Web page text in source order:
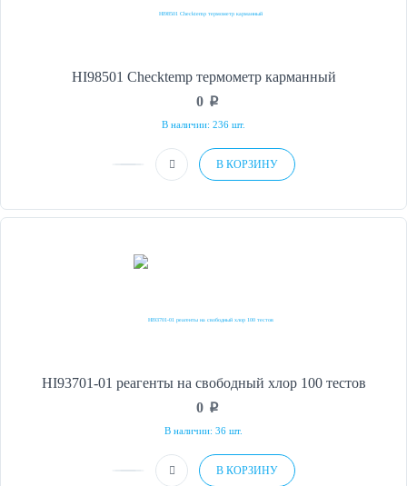
HI98501 Checktemp термометр карманный
0 p
В наличии: 236 шт.
В КОРЗИНУ
HI93701-01 реагенты на свободный хлор 100 тестов
0 p
В наличии: 36 шт.
В КОРЗИНУ